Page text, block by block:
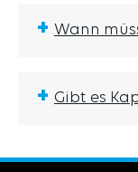
+ Wann
+ Gibt es